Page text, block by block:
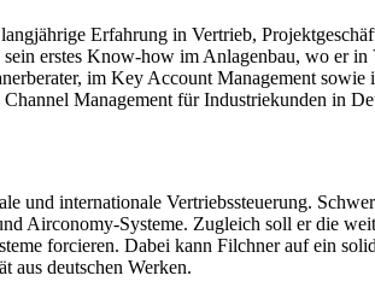
Erfahrung in Vertrieb,
sein erstes Know-how im Anlagenbau, wo er
im Key Account Management
Management für Industriekunden in
und internationale Vertriebssteuerung.
Airconomy-Systeme. Zugleich soll er die
forcieren. Dabei kann Filchner auf ein
aus deutschen Werken.